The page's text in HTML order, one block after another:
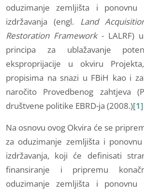
oduzimanje zemljišta i ponovnu
izdržavanja (engl. Land
Restoration Framework- LALRF)
principa za ublažavanje
eksproprijacije u okviru
propisima na snazi u FBiH kao i
naročito Provedbenog zahtjeva
društvene politike EBRD-ja (2008.)[1]
Na osnovu ovog Okvira će se
za oduzimanje zemljišta i
izdržavanja, koji će definisati
finansiranje i pripremu
oduzimanje zemljišta i ponovnu